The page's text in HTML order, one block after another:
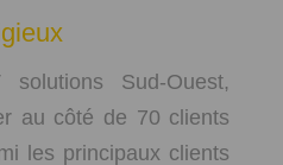
Sud-Ouest,
au côté de 70 clients
les principaux clients